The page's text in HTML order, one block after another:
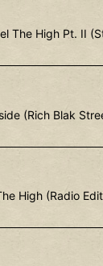
The High Pt. II
(Rich Blak
High (Radio